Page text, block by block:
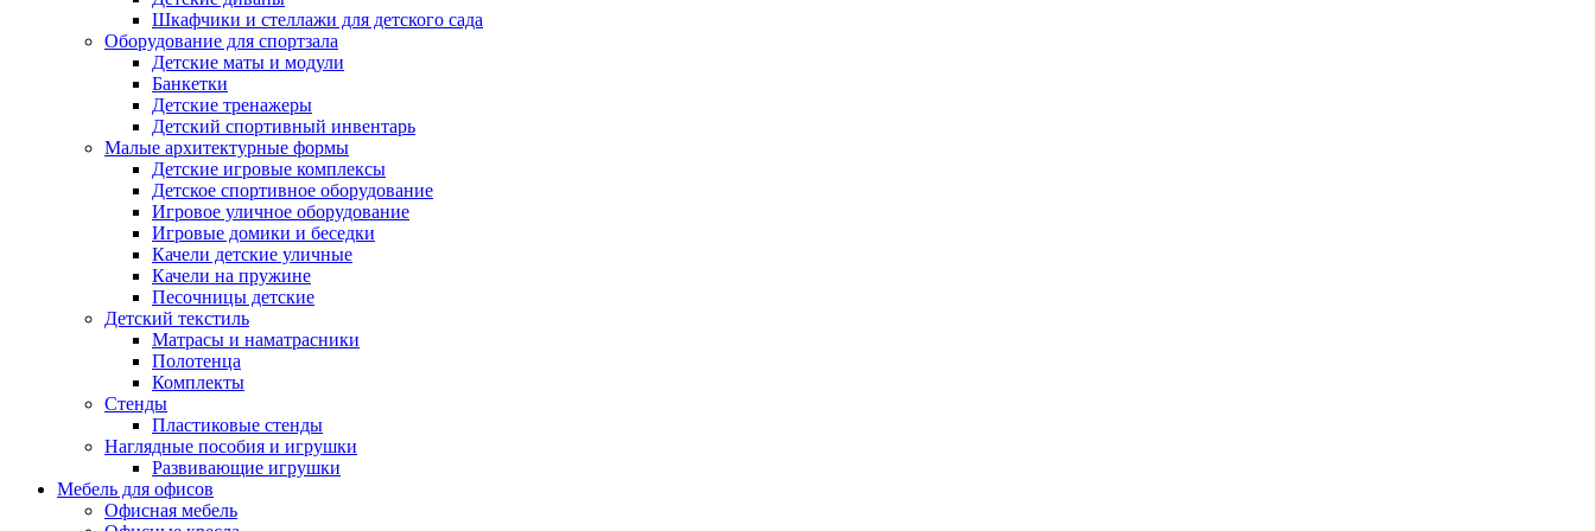
Шкафчики и стеллажи для детского сада
Оборудование для спортзала
Детские маты и модули
Банкетки
Детские тренажеры
Детский спортивный инвентарь
Малые архитектурные формы
Детские игровые комплексы
Детское спортивное оборудование
Игровое уличное оборудование
Игровые домики и беседки
Качели детские уличные
Качели на пружине
Песочницы детские
Детский текстиль
Матрасы и наматрасники
Полотенца
Комплекты
Стенды
Пластиковые стенды
Наглядные пособия и игрушки
Развивающие игрушки
Мебель для офисов
Офисная мебель